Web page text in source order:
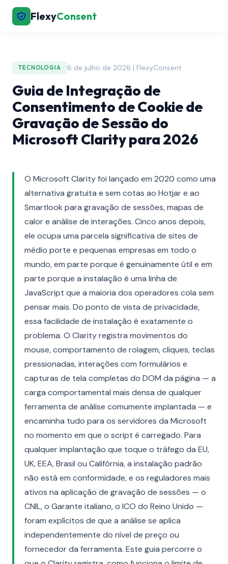
FlexyConsent
TECNOLOGIA 6 de julho de 2026 | FlexyConsent
Guia de Integração de
Consentimento de Cookie de
Gravação de Sessão do
Microsoft Clarity para 2026
O Microsoft Clarity foi lançado em 2020 como uma
alternativa gratuita e sem cotas ao Hotjar e ao
Smartlook para gravação de sessões, mapas de
calor e análise de interações. Cinco anos depois,
ele ocupa uma parcela significativa de sites de
médio porte e pequenas empresas em todo o
mundo, em parte porque é genuinamente útil e em
parte porque a instalação é uma linha de
JavaScript que a maioria dos operadores cola sem
pensar mais. Do ponto de vista de privacidade,
essa facilidade de instalação é exatamente o
problema. O Clarity registra movimentos do
mouse, comportamento de rolagem, cliques, teclas
pressionadas, interações com formulários e
capturas de tela completas do DOM da página — a
carga comportamental mais densa de qualquer
ferramenta de análise comumente implantada — e
encaminha tudo para os servidores da Microsoft
no momento em que o script é carregado. Para
qualquer implantação que toque o tráfego da EU,
UK, EEA, Brasil ou Califórnia, a instalação padrão
não está em conformidade, e os reguladores mais
ativos na aplicação de gravação de sessões — o
CNIL, o Garante italiano, o ICO do Reino Unido —
foram explícitos de que a análise se aplica
independentemente do nível de preço ou
fornecedor da ferramenta. Este guia percorre o